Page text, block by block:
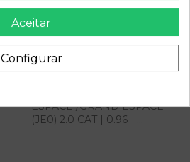
Vermelho
Gasolina
2.0 CAT | 0.96 - ...
ESPACE /GRAND ESPACE
(JE0) 2.0 CAT | 0.96 - ...
Aceitar
Configurar